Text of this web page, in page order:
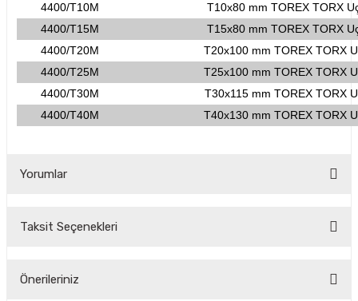
4400/T10M
T10x80 mm TOREX TORX
4400/T15M
T15x80 mm TOREX TORX
4400/T20M
T20x100 mm TOREX TORX
4400/T25M
T25x100 mm TOREX TORX
4400/T30M
T30x115 mm TOREX TORX
4400/T40M
T40x130 mm TOREX TORX
Yorumlar
Taksit Seçenekleri
Önerileriniz